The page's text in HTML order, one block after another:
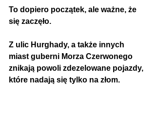
To dopiero początek, ale ważne, że
się zaczęło.
Z ulic Hurghady, a także innych
miast guberni Morza Czerwonego
znikają powoli zdezelowane pojazdy,
które nadają się tylko na złom.